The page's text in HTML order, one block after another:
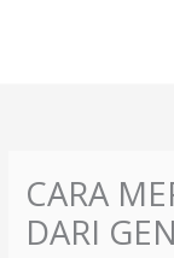
CARA
DARI